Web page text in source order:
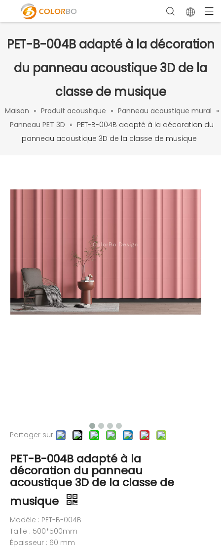
PET-B-004B adapté à la décoration
du panneau acoustique 3D de la
classe de musique
Maison » Produit acoustique » Panneau acoustique mural »
Panneau PET 3D » PET-B-004B adapté à la décoration du
panneau acoustique 3D de la classe de musique
Partager sur:
PET-B-004B adapté à la
décoration du panneau
acoustique 3D de la classe de
musique
Modèle : PET-B-004B
Taille : 500*500mm
Épaisseur : 60 mm